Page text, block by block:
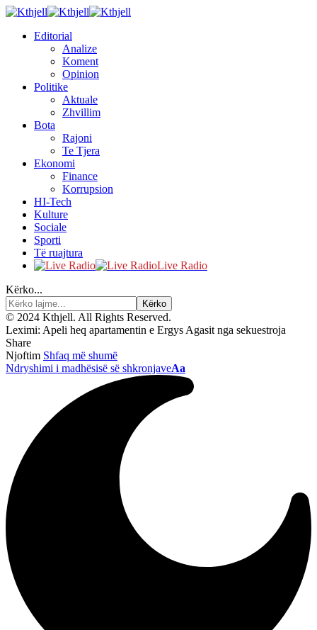
Editorial
Analize
Koment
Opinion
Politike
Aktuale
Zhvillim
Bota
Rajoni
Te Tjera
Ekonomi
Finance
Korrupsion
HI-Tech
Kulture
Sociale
Sporti
Të ruajtura
Live Radio
Kërko...
© 2024 Kthjell. All Rights Reserved.
Leximi: Apeli heq apartamentin e Ergys Agasit nga sekuestroja
Share
Njoftim Shfaq më shumë
Ndryshimi i madhësisë së shkronjaveAa